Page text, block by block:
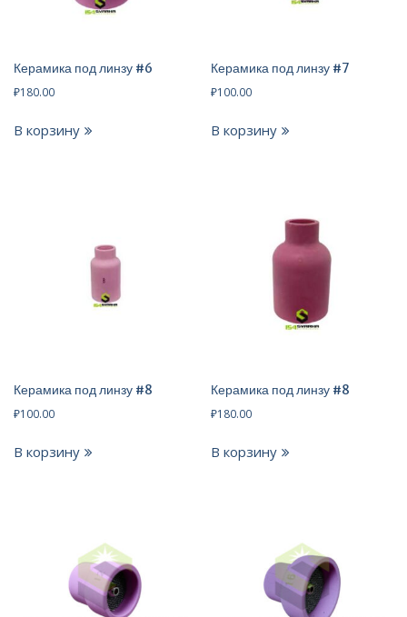
Керамика под линзу #6
₽180.00
В корзину
Керамика под линзу #7
₽100.00
В корзину
Керамика под линзу #8
₽100.00
В корзину
Керамика под линзу #8
₽180.00
В корзину